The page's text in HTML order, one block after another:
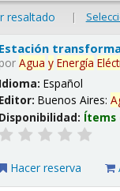
resaltado |
Estación
porAgua y Energía
Idioma:Español
Editor:Buenos Aires:
Disponibilidad: Ítems
Hacer reserva